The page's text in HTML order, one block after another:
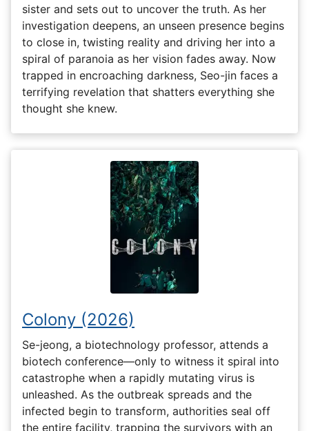
sister and sets out to uncover the truth. As her
investigation deepens, an unseen presence begins
to close in, twisting reality and driving her into a
spiral of paranoia as her vision fades away. Now
trapped in encroaching darkness, Seo-jin faces a
terrifying revelation that shatters everything she
thought she knew.
Colony (2026)
Se-jeong, a biotechnology professor, attends a
biotech conference—only to witness it spiral into
catastrophe when a rapidly mutating virus is
unleashed. As the outbreak spreads and the
infected begin to transform, authorities seal off
the entire facility, trapping the survivors with an